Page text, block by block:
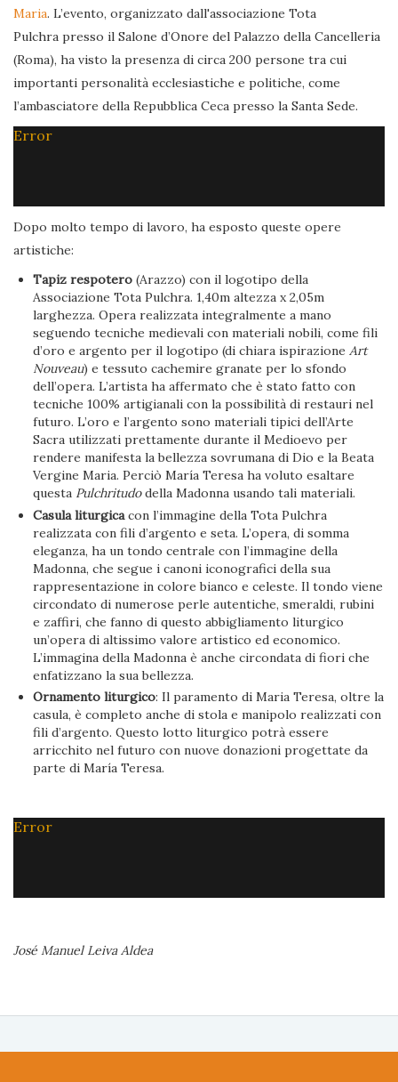
Maria. L’evento, organizzato dall'associazione Tota
Pulchra presso il Salone d’Onore del Palazzo della Cancelleria
(Roma), ha visto la presenza di circa 200 persone tra cui
importanti personalità ecclesiastiche e politiche, come
l’ambasciatore della Repubblica Ceca presso la Santa Sede.
Error
Dopo molto tempo di lavoro, ha esposto queste opere
artistiche:
Tapiz respotero (Arazzo) con il logotipo della
Associazione Tota Pulchra. 1,40m altezza x 2,05m
larghezza. Opera realizzata integralmente a mano
seguendo tecniche medievali con materiali nobili, come fili
d’oro e argento per il logotipo (di chiara ispirazioneArt
Nouveau) e tessuto cachemire granate per lo sfondo
dell’opera. L’artista ha affermato che è stato fatto con
tecniche 100% artigianali con la possibilità di restauri nel
futuro. L’oro e l’argento sono materiali tipici dell’Arte
Sacra utilizzati prettamente durante il Medioevo per
rendere manifesta la bellezza sovrumana di Dio e la Beata
Vergine Maria. Perciò María Teresa ha voluto esaltare
questa Pulchritudodella Madonna usando tali materiali.
Casula liturgicacon l’immagine della Tota Pulchra
realizzata con fili d’argento e seta. L’opera, di somma
eleganza, ha un tondo centrale con l’immagine della
Madonna, che segue i canoni iconografici della sua
rappresentazione in colore bianco e celeste. Il tondo viene
circondato di numerose perle autentiche, smeraldi, rubini
e zaffiri, che fanno di questo abbigliamento liturgico
un’opera di altissimo valore artistico ed economico.
L’immagina della Madonna è anche circondata di fiori che
enfatizzano la sua bellezza.
Ornamento liturgico: Il paramento di Maria Teresa, oltre la
casula, è completo anche di stola e manipolo realizzati con
fili d’argento. Questo lotto liturgico potrà essere
arricchito nel futuro con nuove donazioni progettate da
parte di María Teresa.
Error
José Manuel Leiva Aldea